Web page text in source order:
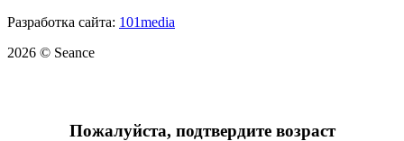
Разработка сайта: 101media
2026 © Seance
Пожалуйста, подтвердите возраст